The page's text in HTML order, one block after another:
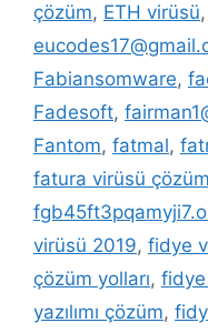
çözüm, ETH virüsü,
Fabiansomware,
Fadesoft,
Fantom, fatmal,
fatura virüsü çözüm
virüsü 2019, fidye
çözüm yolları,
yazılımı çözüm,